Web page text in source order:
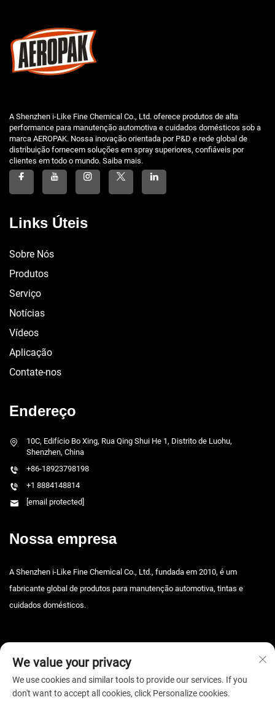
A Shenzhen i-Like Fine Chemical Co., Ltd. oferece produtos de alta
performance para manutenção automotiva e cuidados domésticos sob a
marca AEROPAK. Nossa inovação orientada por P&D e rede global de
distribuição fornecem soluções em spray superiores, confiáveis por
clientes em todo o mundo. Saiba mais.
Links Úteis
Sobre Nós
Produtos
Serviço
Notícias
Vídeos
Aplicação
Contate-nos
Endereço
10C, Edifício Bo Xing, Rua Qing Shui He 1, Distrito de Luohu,
Shenzhen, China
+86-18923798198
+1 8884148814
[email protected]
Nossa empresa
A Shenzhen i-Like Fine Chemical Co., Ltd., fundada em 2010, é um
fabricante global de produtos para manutenção automotiva, tintas e
cuidados domésticos.
Direitos autorais © 2025 Shenzhen i-Like Fine Chemical Co., Ltd. Todos os
We value your privacy
We use cookies and similar tools to provide our services. If you
don't want to accept all cookies, click Personalize cookies.